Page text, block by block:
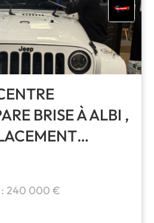
BRISE À ALBI ,
: 240 000 €